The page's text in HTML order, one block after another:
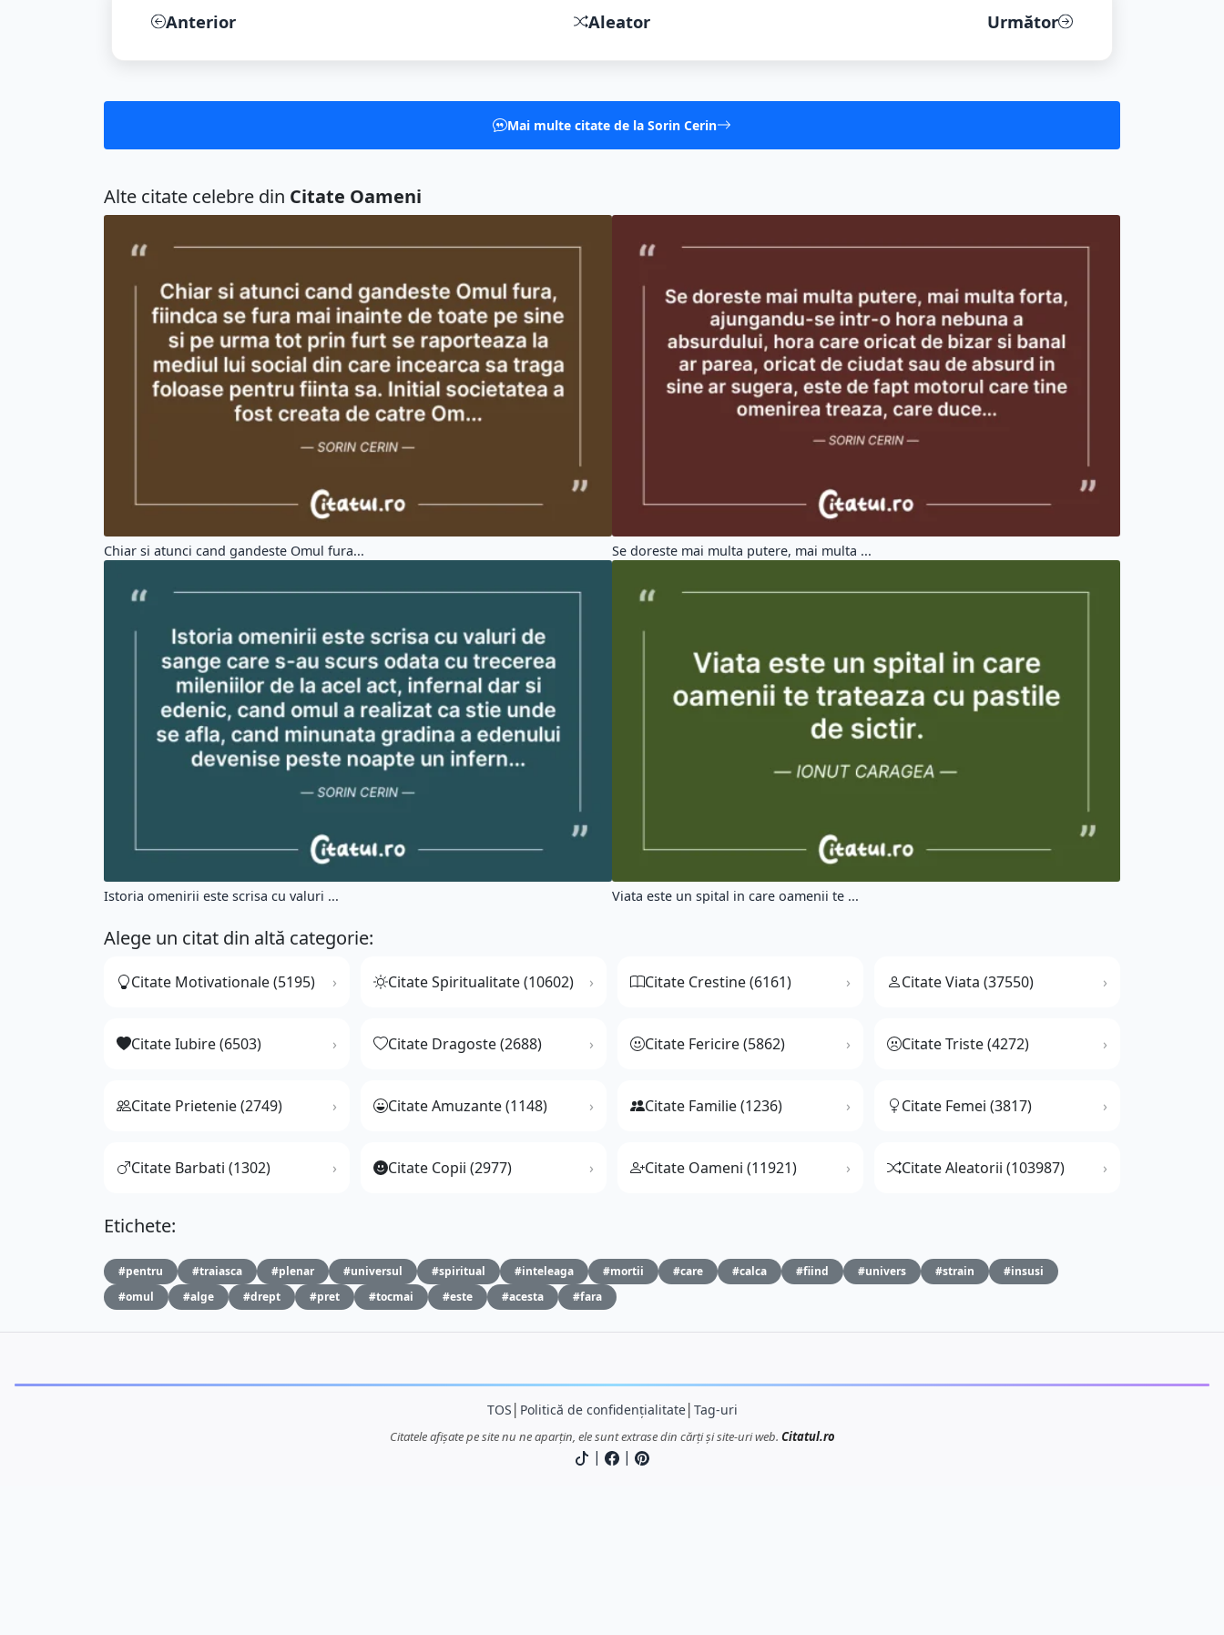
Anterior Aleator Următor
Mai multe citate de la Sorin Cerin
Alte citate celebre din Citate Oameni
Chiar si atunci cand gandeste Omul fura... Se doreste mai multa putere, mai multa ...
Istoria omenirii este scrisa cu valuri ... Viata este un spital in care oamenii te ...
Alege un citat din altă categorie:
Citate Motivationale (5195) Citate Spiritualitate (10602) Citate Crestine (6161) Citate Viata (37550)
Citate Iubire (6503) Citate Dragoste (2688) Citate Fericire (5862) Citate Triste (4272)
Citate Prietenie (2749) Citate Amuzante (1148) Citate Familie (1236) Citate Femei (3817)
Citate Barbati (1302) Citate Copii (2977) Citate Oameni (11921) Citate Aleatorii (103987)
Etichete:
#pentru #traiasca #plenar #universul #spiritual #inteleaga #mortii #care #calca #fiind #univers #strain
#insusi
#omul
#alge #drept #pret #tocmai #este #acesta #fara
TOS Politică de confidențialitate│ Tag-uri
Citatele afișate pe site nu ne aparțin, ele sunt extrase din cărți și site-uri web. Citatul.ro
| |